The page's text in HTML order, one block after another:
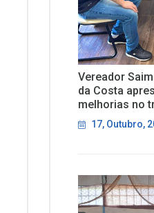
Vereador
da Costa
melhorias no
17, Outubro,